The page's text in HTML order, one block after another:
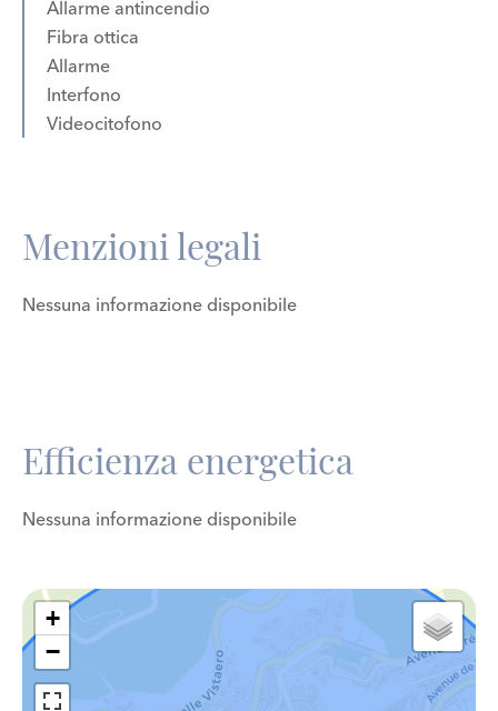
Allarme antincendio
Fibra ottica
Allarme
Interfono
Videocitofono
Menzioni legali
Nessuna informazione disponibile
Efficienza energetica
Nessuna informazione disponibile
+
−